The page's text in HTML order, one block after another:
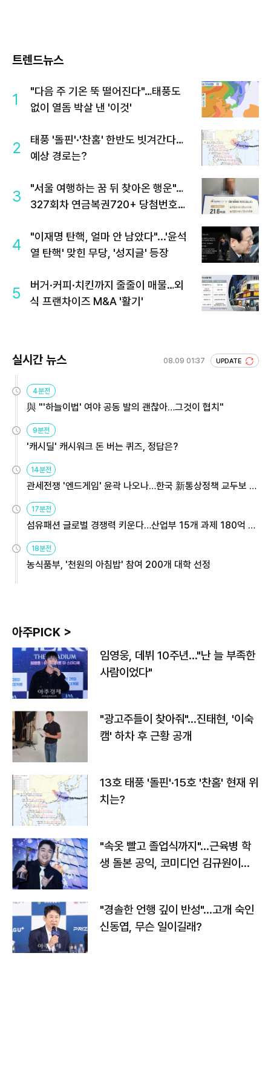
트렌드뉴스
1
"다음 주 기온 뚝 떨어진다"…태풍도
없이 열돔 박살 낸 '이것'
2
태풍 '돌핀'·'찬홈' 한반도 빗겨간다…
예상 경로는?
3
"서울 여행하는 꿈 뒤 찾아온 행운"…
327회차 연금복권720+ 당첨번호조
4
"이재명 탄핵, 얼마 안 남았다"...'윤석
열 탄핵' 맞힌 무당, '성지글' 등장
5
버거·커피·치킨까지 줄줄이 매물…외
식 프랜차이즈 M&A '활기'
실시간 뉴스 08.09 01:37 UPDATE
4분전
與 "'하늘이법' 여야 공동 발의 괜찮아…그것이 협치"
9분전
'캐시딜' 캐시워크 돈 버는 퀴즈, 정답은?
14분전
관세전쟁 '엔드게임' 윤곽 나오나…한국 新통상정책 교두보 활
용해야
17분전
섬유패션 글로벌 경쟁력 키운다…산업부 15개 과제 180억 지
원
18분전
농식품부, '천원의 아침밥' 참여 200개 대학 선정
아주PICK >
임영웅, 데뷔 10주년…"난 늘 부족한
사람이었다"
"광고주들이 찾아줘"…진태현, '이숙
캠' 하차 후 근황 공개
13호 태풍 '돌핀'·15호 '찬홈' 현재 위
치는?
"속옷 빨고 졸업식까지"…근육병 학
생 돌본 공익, 코미디언 김규원이었
"경솔한 언행 깊이 반성"…고개 숙인
신동엽, 무슨 일이길래?